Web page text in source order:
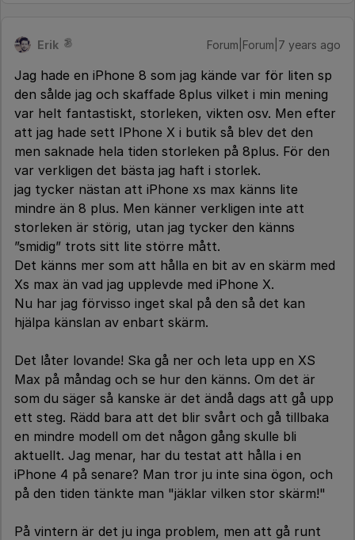
Erik Forum|Forum|7 years ago
Jag hade en iPhone 8 som jag kände var för liten sp
den sålde jag och skaffade 8plus vilket i min mening
var helt fantastiskt, storleken, vikten osv. Men efter
att jag hade sett IPhone X i butik så blev det den
men saknade hela tiden storleken på 8plus. För den
var verkligen det bästa jag haft i storlek.
jag tycker nästan att iPhone xs max känns lite
mindre än 8 plus. Men känner verkligen inte att
storleken är störig, utan jag tycker den känns
”smidig” trots sitt lite större mått.
Det känns mer som att hålla en bit av en skärm med
Xs max än vad jag upplevde med iPhone X.
Nu har jag förvisso inget skal på den så det kan
hjälpa känslan av enbart skärm.
Det låter lovande! Ska gå ner och leta upp en XS
Max på måndag och se hur den känns. Om det är
som du säger så kanske är det ändå dags att gå upp
ett steg. Rädd bara att det blir svårt och gå tillbaka
en mindre modell om det någon gång skulle bli
aktuellt. Jag menar, har du testat att hålla i en
iPhone 4 på senare? Man tror ju inte sina ögon, och
på den tiden tänkte man "jäklar vilken stor skärm!"
På vintern är det ju inga problem, men att gå runt